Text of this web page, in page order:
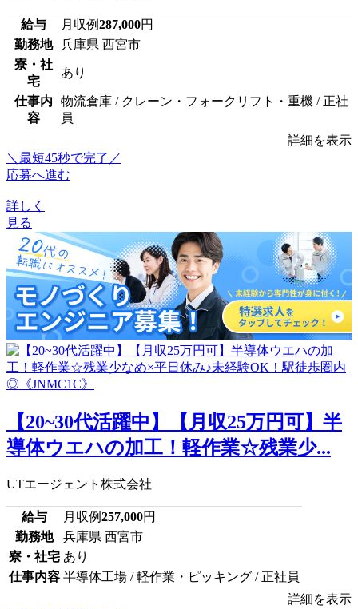
給与 月収例287,000円
勤務地
兵庫県 西宮市
寮・社
宅
あり
仕事内
容
物流倉庫 / クレーン・フォークリフト・重機 / 正社
員
詳細を表示
＼最短45秒で完了／
応募へ進む
詳しく
見る
【20~30代活躍中】【月収25万円可】半
導体ウエハの加工！軽作業☆残業少...
UTエージェント株式会社
給与 月収例257,000円
勤務地
兵庫県 西宮市
寮・社宅 あり
仕事内容 半導体工場 / 軽作業・ピッキング / 正社員
詳細を表示